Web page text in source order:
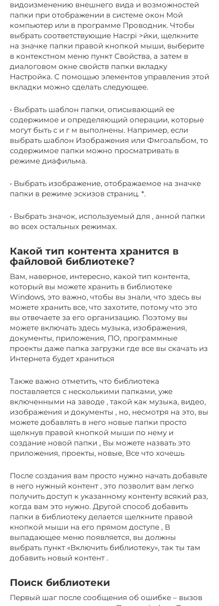
видоизменению внешнего вида и возможностей
папки при отображении в системе окон Мой
компьютер или в программе Проводник. Чтобы
выбрать соответствующие Hacrpi >йки, щелкните
на значке папки правой кнопкой мыши, выберите
в контекстном меню пункт Свойства, а затем в
диалоговом окне свойств папки вкладку
Настройка. С помощью элементов управления этой
вкладки можно сделать следующее.
• Выбрать шаблон папки, описывающий ее
содержимое и определяющий операции, которые
могут быть с и г м выполнены. Например, если
выбрать шаблон Изображения или Фмгоальбом, то
содержимое папки можно просматривать в
режиме диафильма.
• Выбрать изображение, отображаемое на значке
папки в режиме эскизов страниц. *.
• Выбрать значок, используемый для , анной папки
во всех остальных режимах.
Какой тип контента хранится в
файловой библиотеке?
Вам, наверное, интересно, какой тип контента,
который вы можете хранить в библиотеке
Windows, это важно, чтобы вы знали, что здесь вы
можете хранить все, что захотите, потому что это
вы отвечаете за его организацию. Поэтому вы
можете включать здесь музыка, изображения,
документы, приложения, ПО, программные
проекты даже папка загрузки где все вы скачать из
Интернета будет храниться
Также важно отметить, что библиотека
поставляется с несколькими папками, уже
включенными на заводе , такой как музыка, видео,
изображения и документы , но, несмотря на это, вы
можете добавлять в него новые папки просто
щелкнув правой кнопкой мыши по нему и
создание новой папки , Вы можете назвать это
приложения, проекты, новые, Все что хочешь
После создания вам просто нужно начать добавьте
в него нужный контент , это позволит вам легко
получить доступ к указанному контенту всякий раз,
когда вам это нужно. Другой способ добавить
папки в библиотеку делается щелкните правой
кнопкой мыши на его прямом доступе , В
выпадающее меню появляется, вы должны
выбрать пункт «Включить библиотеку», так ты там
добавить новый контент .
Поиск библиотеки
Первый шаг после сообщения об ошибке – вызов